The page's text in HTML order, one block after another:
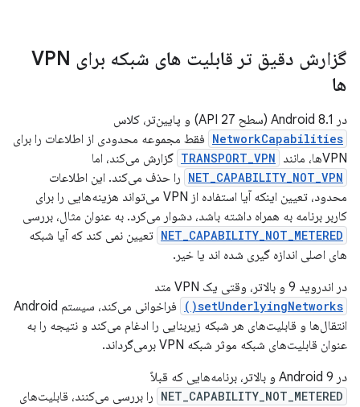
گزارش دقیق تر قابلیت های شبکه برای VPN
ها
در Android 8.1 (سطح API 27) و پایین‌تر، کلاس
NetworkCapabilities فقط مجموعه محدودی از اطلاعات را برای
VPN‌ها، مانند
TRANSPORT_VPN گزارش می‌کند، اما
NET_CAPABILITY_NOT_VPN را حذف می‌کند. این اطلاعات
محدود، تعیین اینکه آیا استفاده از VPN می‌تواند هزینه‌هایی را برای
کاربر برنامه به همراه داشته باشد، دشوار می‌کرد. به عنوان مثال، بررسی
NET_CAPABILITY_NOT_METERED تعیین نمی کند که آیا شبکه
های اصلی اندازه گیری شده اند یا خیر.
در اندروید 9 و بالاتر، وقتی یک VPN متد
setUnderlyingNetworks()
فراخوانی می‌کند، سیستم Android
انتقال‌ها و قابلیت‌های هر شبکه زیربنایی را ادغام می‌کند و نتیجه را به
عنوان قابلیت‌های شبکه موثر شبکه VPN برمی‌گرداند.
در Android 9 و بالاتر، برنامه‌هایی که قبلاً
NET_CAPABILITY_NOT_METERED را بررسی می‌کنند، قابلیت‌های